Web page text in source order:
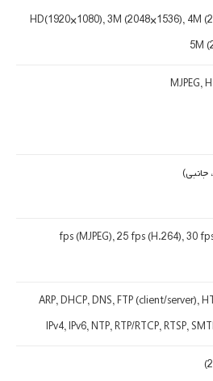
HD(1920×1080), 3M (2048×1536), 4M
5M
MJPEG,
جانبی)
ARP, DHCP, DNS, FTP (client/server),
IPv4, IPv6, NTP, RTP/RTCP, RTSP,